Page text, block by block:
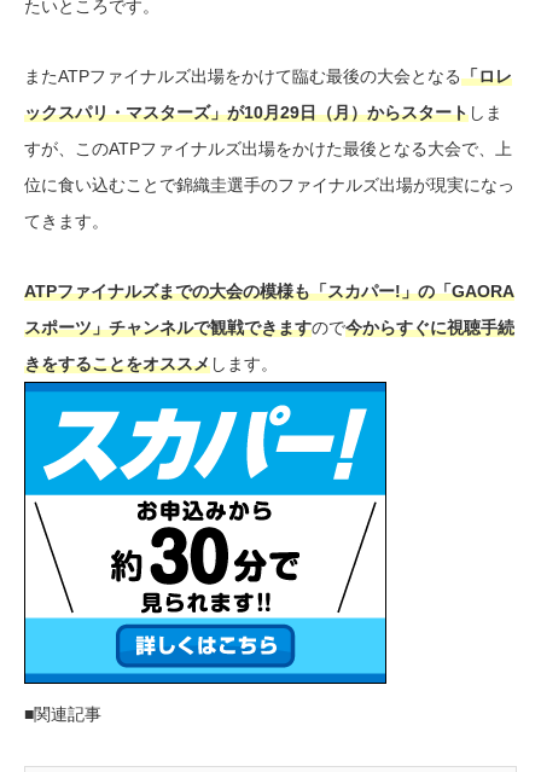
たいところです。
またATPファイナルズ出場をかけて臨む最後の大会となる「ロレ
ックスパリ・マスターズ」が10月29日（月）からスタートしま
すが、このATPファイナルズ出場をかけた最後となる大会で、上
位に食い込むことで錦織圭選手のファイナルズ出場が現実になっ
てきます。
ATPファイナルズまでの大会の模様も「スカパー!」の「GAORA
スポーツ」チャンネルで観戦できますので今からすぐに視聴手続
きをすることをオススメします。
■関連記事